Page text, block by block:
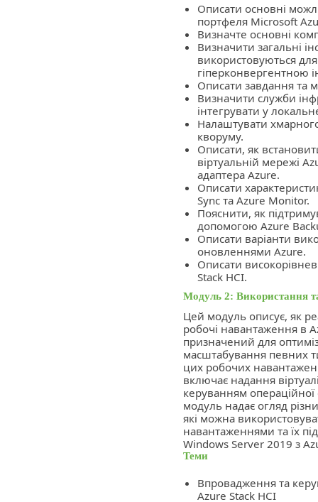
Описати основні
портфеля Microsoft
Визначте основні
Визначити загальні
використовуються
гіперконвергентною
Описати завдання та
Визначити служби
інтегрувати у
Налаштувати
кворуму.
Описати, як
віртуальній мережі
адаптера Azure.
Описати
Sync та Azure Monitor.
Пояснити, як
допомогою Azure
Описати варіанти
оновленнями Azure.
Описати
Stack HCI.
Модуль 2: Використання
Цей модуль описує, як
робочі навантаження в
призначений для
масштабування певних
цих робочих
включає надання
керуванням
модуль надає огляд
які можна
навантаженнями та їх
Windows Server 2019 з
Теми
Впровадження та
Azure Stack HCI